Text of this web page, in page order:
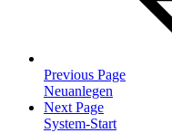
Previous Page
Neuanlegen
Next Page
System-Start